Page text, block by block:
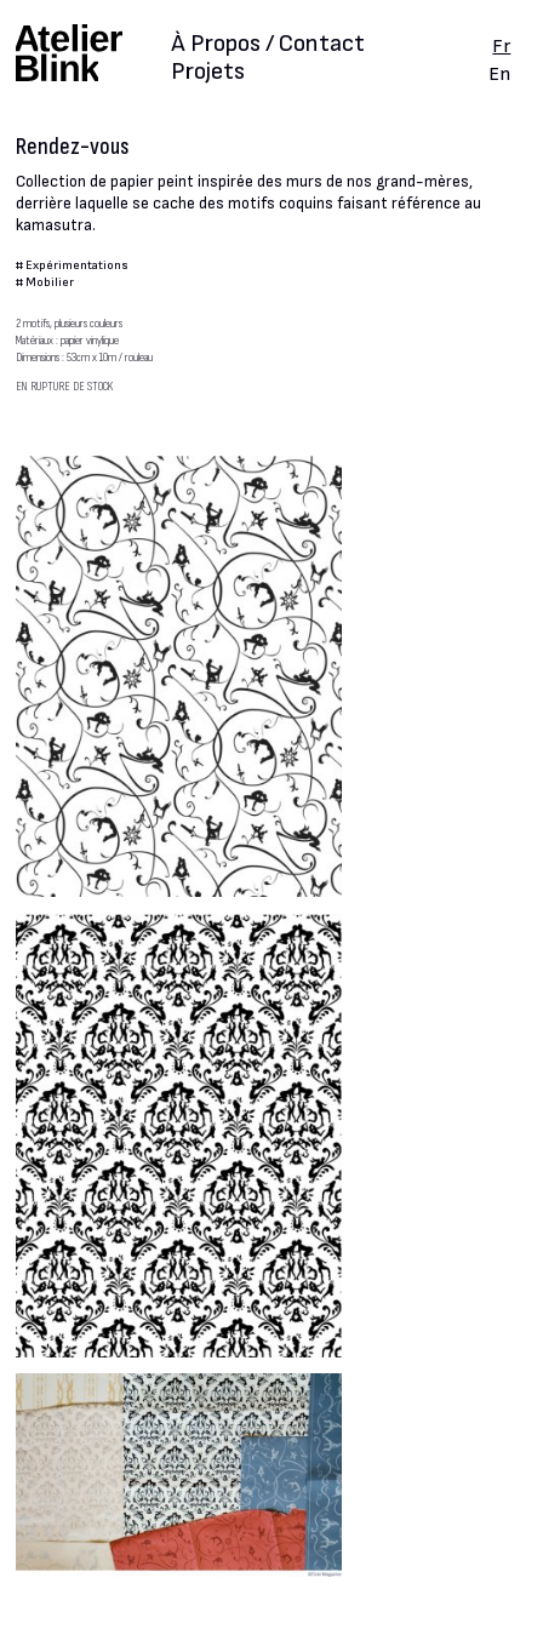
Projets
À Propos / Contact
Fr
En
Rendez-vous
Collection de papier peint inspirée des murs de nos grand-mères,
derrière laquelle se cache des motifs coquins faisant référence au
kamasutra.
# Expérimentations
# Mobilier
2 motifs, plusieurs couleurs
Matériaux : papier vinylique
Dimensions : 53cm x 10m / rouleau
EN RUPTURE DE STOCK